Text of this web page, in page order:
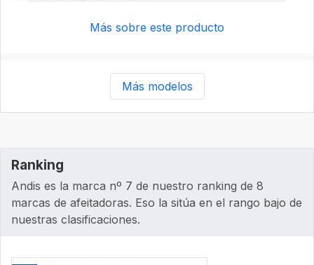
Más sobre este producto
Más modelos
Ranking
Andis es la marca nº 7 de nuestro ranking de 8
marcas de afeitadoras. Eso la sitúa en el rango bajo de
nuestras clasificaciones.